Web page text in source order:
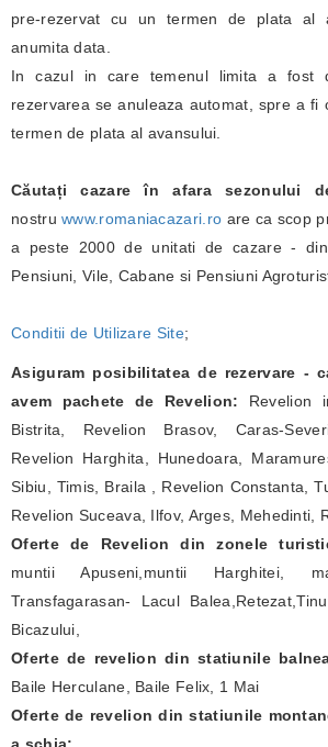
pre-rezervat cu un termen de plata al
anumita data.
In cazul in care temenul limita a fost
rezervarea se anuleaza automat, spre a fi
termen de plata al avansului.
Căutați cazare în afara sezonului
nostruwww.romaniacazari.ro are ca scop
a peste 2000 de unitati de cazare - din
Pensiuni, Vile, Cabane si Pensiuni
Conditii de Utilizare Site;
Asiguram posibilitatea de rezervare -
avem pachete de Revelion: Revelion
Bistrita, Revelion Brasov, Caras-
Revelion Harghita, Hunedoara,
Sibiu, Timis, Braila , Revelion Constanta,
Revelion Suceava, Ilfov, Arges, Mehedinti,
Oferte de Revelion din zonele
muntii Apuseni,muntii Harghitei,
Transfagarasan- Lacul
Bicazului,
Oferte de revelion din statiunile
Baile Herculane, Baile Felix, 1 Mai
Oferte de revelion din statiunile